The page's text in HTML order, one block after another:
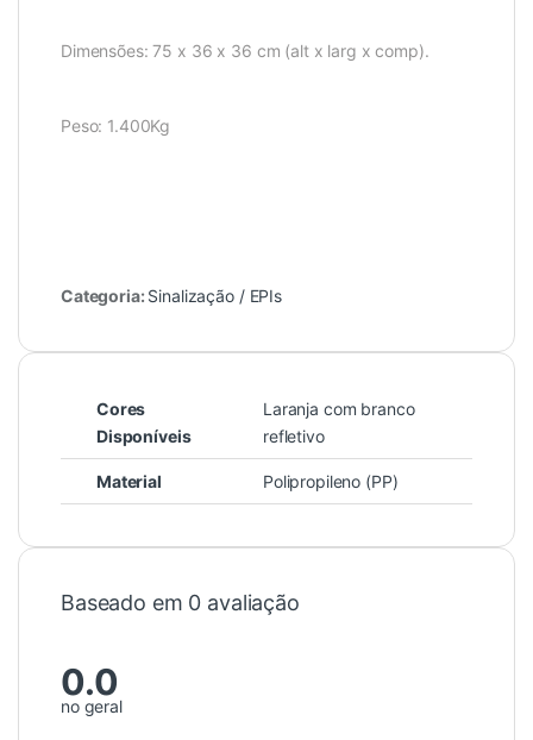
Dimensões: 75 x 36 x 36 cm (alt x larg x comp).
Peso: 1.400Kg
Categoria: Sinalização / EPIs
Cores
Disponíveis
Laranja com branco
refletivo
Material Polipropileno (PP)
Baseado em 0 avaliação
0.0
no geral